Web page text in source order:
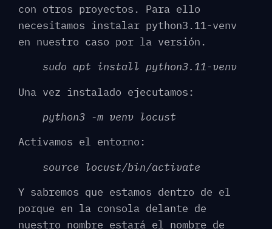
con otros proyectos. Para ello
necesitamos instalar python3.11-venv
en nuestro caso por la versión.
sudo apt install python3.11-venv
Una vez instalado ejecutamos:
python3 -m venv locust
Activamos el entorno:
source locust/bin/activate
Y sabremos que estamos dentro de el
porque en la consola delante de
nuestro nombre estará el nombre de